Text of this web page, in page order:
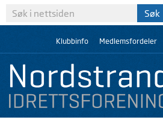
Klubbinfo Medlemsfordeler